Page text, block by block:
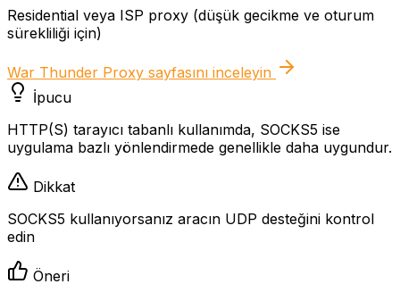
Residential veya ISP proxy (düşük gecikme ve oturum
sürekliliği için)
War Thunder Proxy sayfasını inceleyin
İpucu
HTTP(S) tarayıcı tabanlı kullanımda, SOCKS5 ise
uygulama bazlı yönlendirmede genellikle daha uygundur.
Dikkat
SOCKS5 kullanıyorsanız aracın UDP desteğini kontrol
edin
Öneri